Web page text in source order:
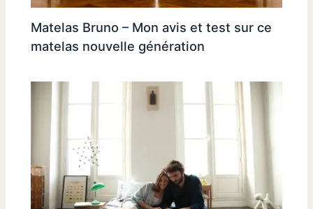
Matelas Bruno – Mon avis et test sur ce
matelas nouvelle génération